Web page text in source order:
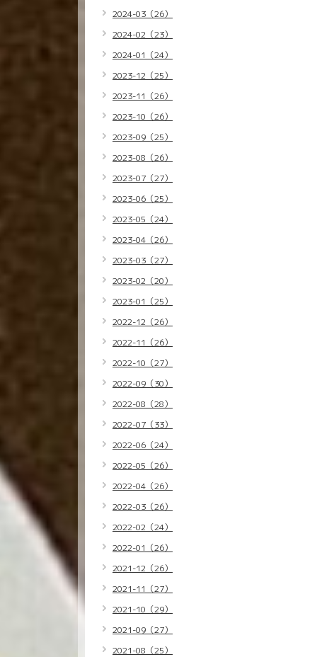
2024-03（26）
2024-02（23）
2024-01（24）
2023-12（25）
2023-11（26）
2023-10（26）
2023-09（25）
2023-08（26）
2023-07（27）
2023-06（25）
2023-05（24）
2023-04（26）
2023-03（27）
2023-02（20）
2023-01（25）
2022-12（26）
2022-11（26）
2022-10（27）
2022-09（30）
2022-08（28）
2022-07（33）
2022-06（24）
2022-05（26）
2022-04（26）
2022-03（26）
2022-02（24）
2022-01（26）
2021-12（26）
2021-11（27）
2021-10（29）
2021-09（27）
2021-08（25）